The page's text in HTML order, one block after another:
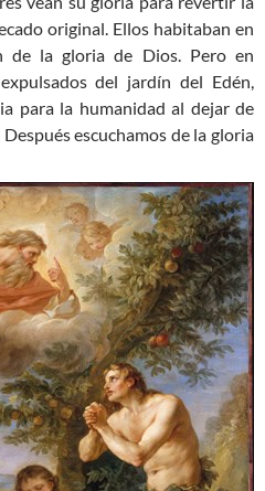
original. Ellos habitaban en
de la gloria de Dios. Pero en
del jardín del Edén,
para la humanidad al dejar de
escuchamos de la gloria